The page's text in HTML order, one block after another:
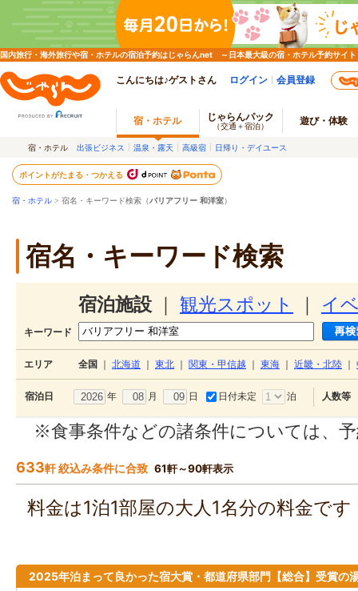
国内旅行・海外旅行や宿・ホテルの宿泊予約はじゃらんnet ～日本最大級の宿・ホテル予約サイト
こんにちは♪ゲストさん ログイン 会員登録
宿・ホテル じゃらんパック
（交通＋宿泊） 遊び・体験
宿・ホテル 出張ビジネス 温泉・露天 高級宿 日帰り・デイユース
ポイントがたまる・つかえる
宿・ホテル > 宿名・キーワード検索（バリアフリー 和洋室）
宿名・キーワード検索
宿泊施設 観光スポット イ
キーワード
エリア 全国 北海道 東北 関東・甲信越 東海 近畿・北陸
宿泊日 年 月 日 日付未定 泊 人数等
※食事条件などの諸条件については、
633軒 絞込み条件に合致 61軒～90軒表示
料金は1泊1部屋の大人1名分の料金で
2025年泊まって良かった宿大賞・都道府県部門【総合】受賞の